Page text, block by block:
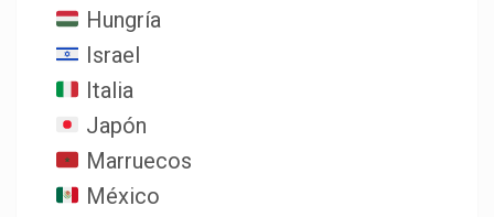
Hungría
Israel
Italia
Japón
Marruecos
México